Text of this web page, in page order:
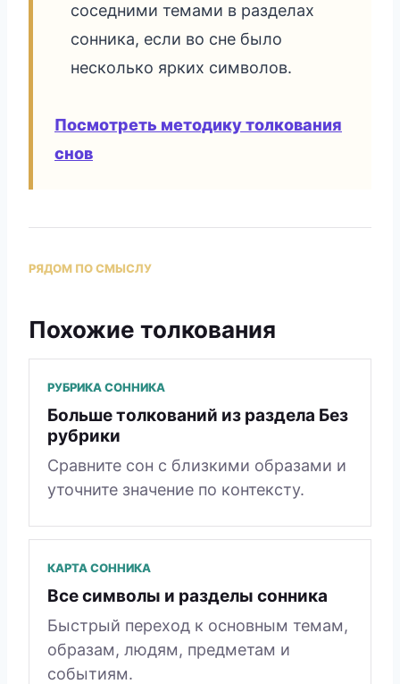
соседними темами в разделах
сонника, если во сне было
несколько ярких символов.
Посмотреть методику толкования
снов
РЯДОМ ПО СМЫСЛУ
Похожие толкования
РУБРИКА СОННИКА
Больше толкований из раздела Без
рубрики
Сравните сон с близкими образами и
уточните значение по контексту.
КАРТА СОННИКА
Все символы и разделы сонника
Быстрый переход к основным темам,
образам, людям, предметам и
событиям.